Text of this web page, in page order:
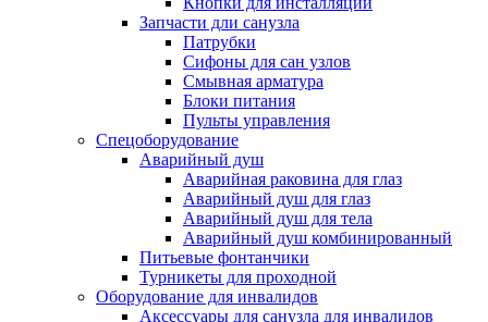
Запчасти дли санузла
Патрубки
Сифоны для сан узлов
Смывная арматура
Блоки питания
Пульты управления
Спецоборудование
Аварийный душ
Аварийная раковина для глаз
Аварийный душ для глаз
Аварийный душ для тела
Аварийный душ комбинированный
Питьевые фонтанчики
Турникеты для проходной
Оборудование для инвалидов
Аксессуары для санузла для инвалидов